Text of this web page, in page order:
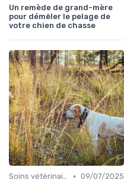
Un remède de grand-mère
pour démêler le pelage de
votre chien de chasse
Soins vétérinaires pour chiens de chasse • 09/07/2025